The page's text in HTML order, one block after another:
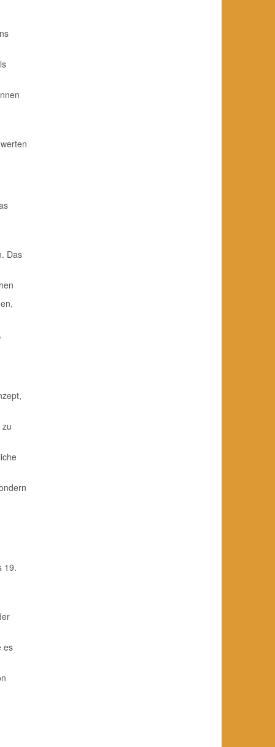
Das
19.
es